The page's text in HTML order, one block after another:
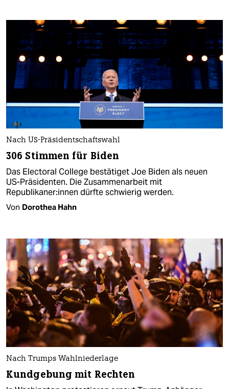
Nach US-Präsidentschaftswahl
306 Stimmen für Biden
Das Electoral College bestätiget Joe Biden als neuen
US-Präsidenten. Die Zusammenarbeit mit
Republikaner:innen dürfte schwierig werden.
Von Dorothea Hahn
Nach Trumps Wahlniederlage
Kundgebung mit Rechten